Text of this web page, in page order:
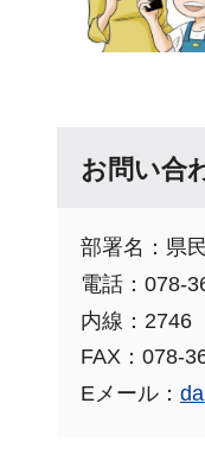
お問い合
部署名：県
電話：078-
内線：2746
FAX：078-
Eメール：